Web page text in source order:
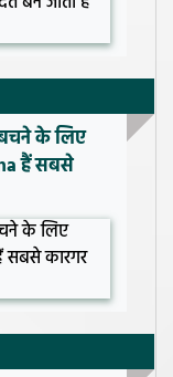
के लिए
हैं सबसे